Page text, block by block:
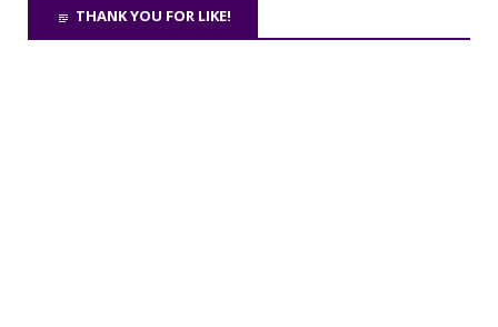
THANK YOU FOR LIKE!